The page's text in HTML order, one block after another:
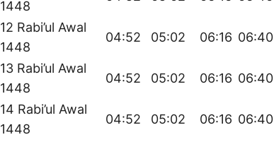
1448
12 Rabi’ul Awal
1448
04:52 05:02 06:16 06:40
13 Rabi’ul Awal
1448
04:52 05:02 06:16 06:40
14 Rabi’ul Awal
1448
04:52 05:02 06:16 06:40